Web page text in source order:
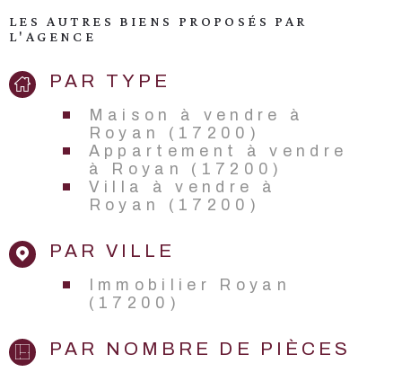
LES AUTRES BIENS PROPOSÉS PAR
L'AGENCE
PAR TYPE
Maison à vendre à
Royan (17200)
Appartement à vendre
à Royan (17200)
Villa à vendre à
Royan (17200)
PAR VILLE
Immobilier Royan
(17200)
PAR NOMBRE DE PIÈCES